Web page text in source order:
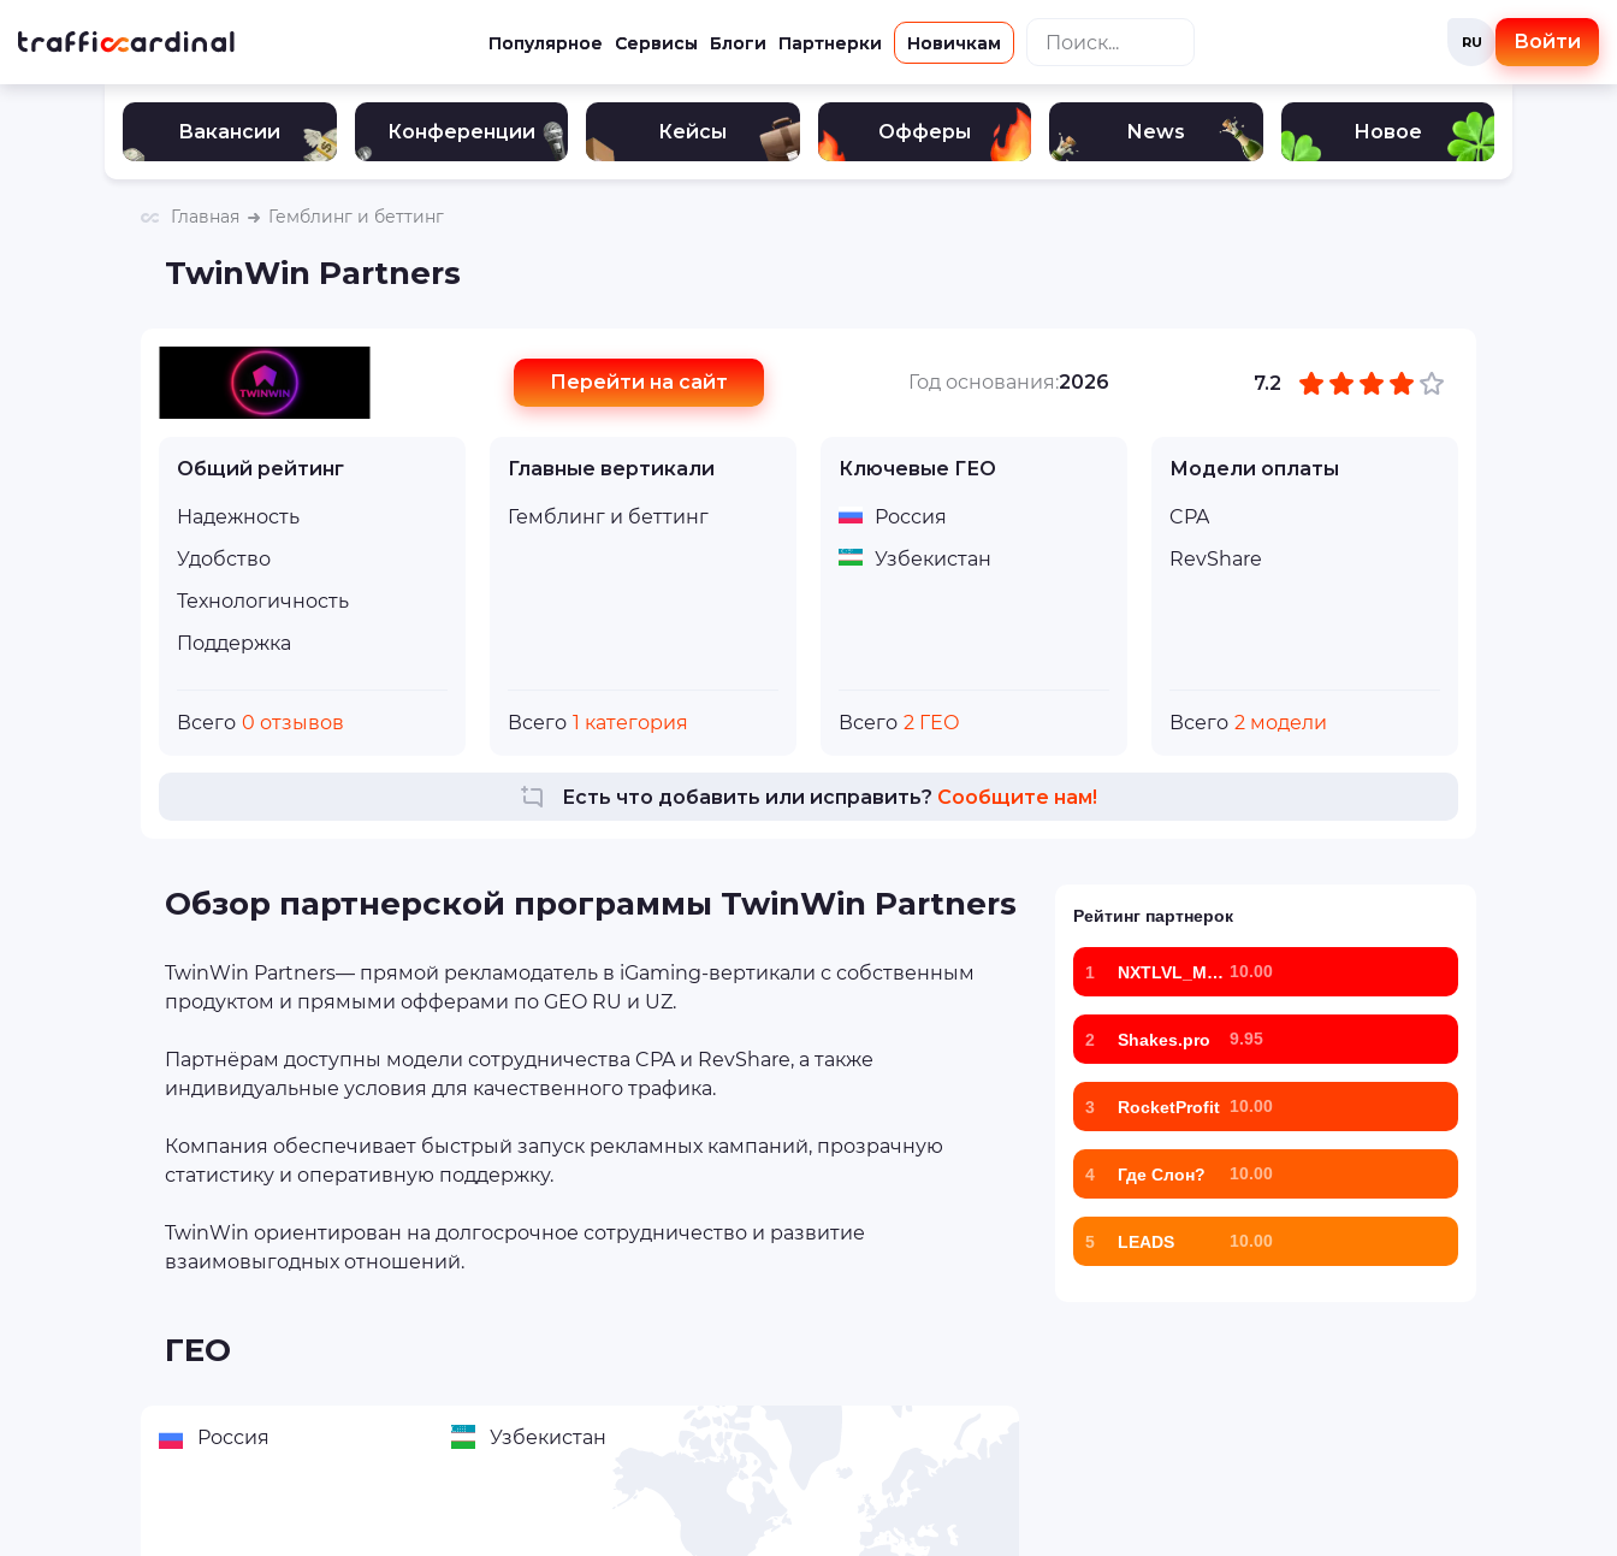
Популярное Сервисы Блоги Партнерки Новичкам RU Войти
Вакансии Конференции Кейсы Офферы News Новое
Главная Гемблинг и беттинг
TwinWin Partners
Перейти на сайт Год основания:2026 7.2
Общий рейтинг
Надежность
Удобство
Технологичность
Поддержка
Всего 0 отзывов
Главные вертикали
Гемблинг и беттинг
Всего 1 категория
Ключевые ГЕО
Россия
Узбекистан
Всего 2 ГЕО
Модели оплаты
CPA
RevShare
Всего 2 модели
Есть что добавить или исправить? Сообщите нам!
Обзор партнерской программы TwinWin Partners
TwinWin Partners— прямой рекламодатель в iGaming-вертикали с собственным
продуктом и прямыми офферами по GEO RU и UZ.
Партнёрам доступны модели сотрудничества CPA и RevShare, а также
индивидуальные условия для качественного трафика.
Компания обеспечивает быстрый запуск рекламных кампаний, прозрачную
статистику и оперативную поддержку.
TwinWin ориентирован на долгосрочное сотрудничество и развитие
взаимовыгодных отношений.
ГЕО
Россия Узбекистан
Рейтинг партнерок
1 NXTLVL_Marketing 10.00
2 Shakes.pro 9.95
3 RocketProfit 10.00
4 Где Слон? 10.00
5 LEADS 10.00